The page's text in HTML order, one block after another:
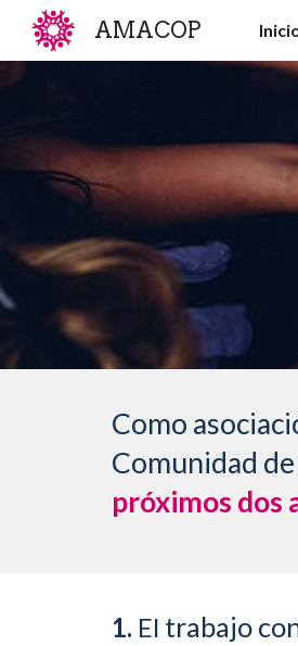
AMACOP
Como
Comunidad
próximos dos
1. El trabajo